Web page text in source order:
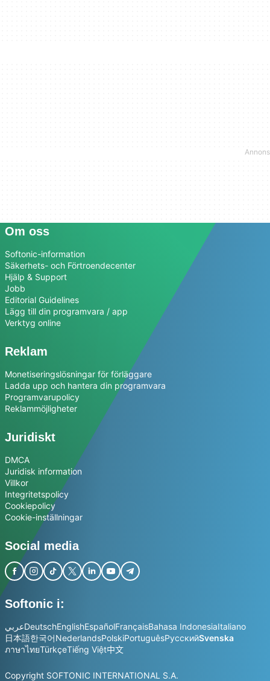
Om oss
Softonic-information
Säkerhets- och Förtroendecenter
Hjälp & Support
Jobb
Editorial Guidelines
Lägg till din programvara / app
Verktyg online
Reklam
Monetiseringslösningar för förläggare
Ladda upp och hantera din programvara
Programvarupolicy
Reklammöjligheter
Juridiskt
DMCA
Juridisk information
Villkor
Integritetspolicy
Cookiepolicy
Cookie-inställningar
Social media
Softonic i:
عربيDeutschEnglishEspañolFrançaisBahasa IndonesiaItaliano
日本語한국어NederlandsPolskiPortuguêsРусскийSvenska
ภาษาไทยTürkçeTiếng Việt中文
Copyright SOFTONIC INTERNATIONAL S.A.